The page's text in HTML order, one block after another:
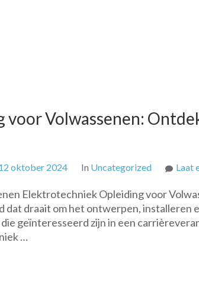
Volwassenen:
oktober 2024 In Uncategorized Laat
Elektrotechniek Opleiding voor
dat draait om het ontwerpen, installeren
geïnteresseerd zijn in een
…